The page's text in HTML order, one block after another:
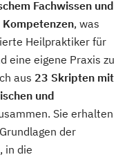
Fachwissen und
, was
Heilpraktiker für
eine eigene Praxis zu
aus 23 Skripten mit
und
Sie erhalten
der
in die